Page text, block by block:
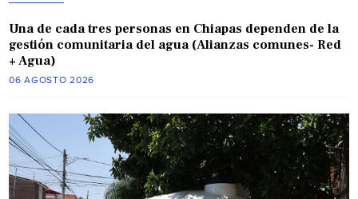
Una de cada tres personas en Chiapas dependen de la
gestión comunitaria del agua (Alianzas comunes- Red
+ Agua)
06 AGOSTO 2026